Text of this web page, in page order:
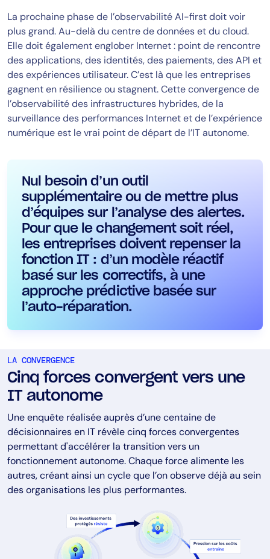
La prochaine phase de l’observabilité AI-first doit voir
plus grand. Au-delà du centre de données et du cloud.
Elle doit également englober Internet : point de rencontre
des applications, des identités, des paiements, des API et
des expériences utilisateur. C’est là que les entreprises
gagnent en résilience ou stagnent. Cette convergence de
l’observabilité des infrastructures hybrides, de la
surveillance des performances Internet et de l’expérience
numérique est le vrai point de départ de l’IT autonome.
Nul besoin d’un outil
supplémentaire ou de mettre plus
d’équipes sur l’analyse des alertes.
Pour que le changement soit réel,
les entreprises doivent repenser la
fonction IT : d’un modèle réactif
basé sur les correctifs, à une
approche prédictive basée sur
l’auto-réparation.
LA CONVERGENCE
Cinq forces convergent vers une
IT autonome
Une enquête réalisée auprès d’une centaine de
décisionnaires en IT révèle cinq forces convergentes
permettant d'accélérer la transition vers un
fonctionnement autonome. Chaque force alimente les
autres, créant ainsi un cycle que l’on observe déjà au sein
des organisations les plus performantes.